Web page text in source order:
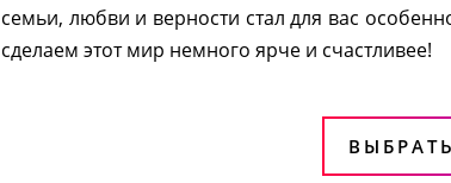
семьи, любви и верности стал для вас
сделаем этот мир немного ярче и счастливее!